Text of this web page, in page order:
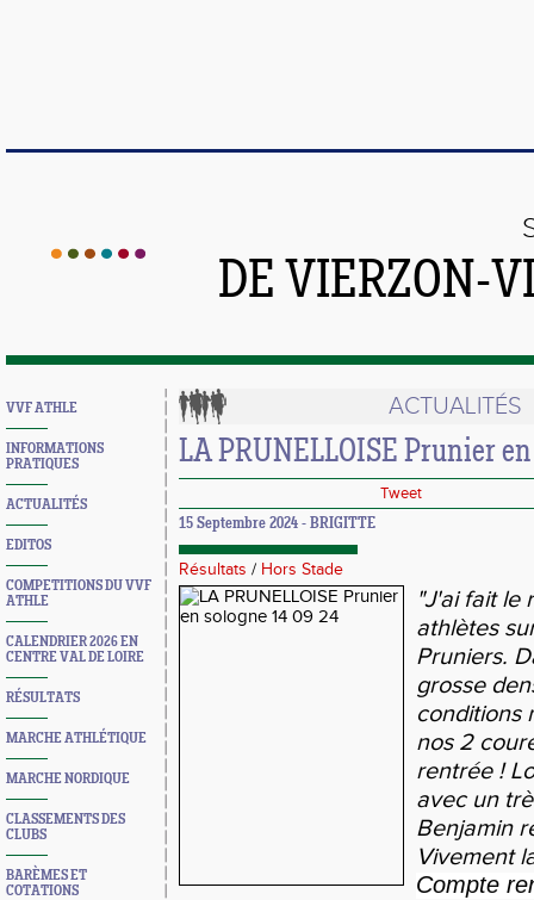
DE VIERZON-
VVF ATHLE
INFORMATIONS
PRATIQUES
ACTUALITÉS
EDITOS
COMPETITIONS DU VVF
ATHLE
CALENDRIER 2026 EN
CENTRE VAL DE LOIRE
RÉSULTATS
MARCHE ATHLÉTIQUE
MARCHE NORDIQUE
CLASSEMENTS DES
CLUBS
BARÈMES ET
COTATIONS
ACTUALITÉS
LA PRUNELLOISE Prunier
Tweet
15 Septembre 2024 - BRIGITTE
Résultats / Hors Stade
"J'ai fait le
athlètes
Pruniers.
grosse
conditions
nos 2
rentrée !
avec un
Benjamin
Vivement
Compte